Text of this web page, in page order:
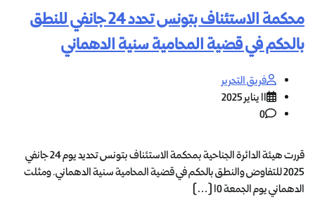
محكمة الاستئناف بتونس تحدد 24 جانفي للنطق
بالحكم في قضية المحامية سنية الدهماني
فريق التحرير
11 يناير 2025
0
قررت هيئة الدائرة الجناحية بمحكمة الاستئناف بتونس تحديد يوم 24 جانفي
2025 للتفاوض والنطق بالحكم في قضية المحامية سنية الدهماني. ومثلت
الدهماني يوم الجمعة 10 […]